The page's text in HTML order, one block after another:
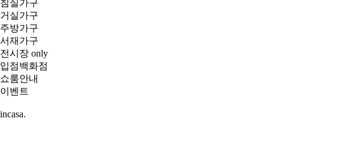
침실가구
거실가구
주방가구
서재가구
전시장 only
입점백화점
쇼룸안내
이벤트
incasa.